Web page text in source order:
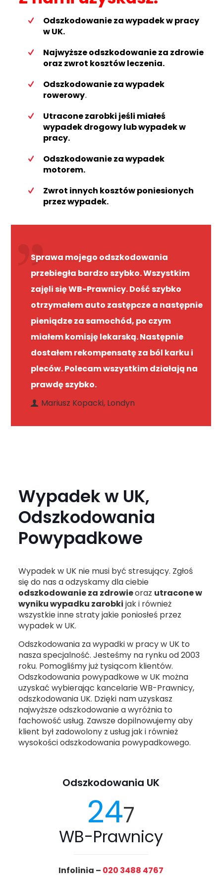
Odszkodowanie zawypadek w pracy
w UK.
Najwyższeodszkodowanie za zdrowie
oraz zwrot kosztów leczenia.
Odszkodowanie za wypadek
rowerowy.
Utracone zarobki jeśli miałeś
wypadek drogowy lub wypadek w
pracy.
Odszkodowanie za wypadek
motorem.
Zwrot innych kosztów poniesionych
przez wypadek.
Sprawa mojego odszkodowania
przebiegła bardzo szybko. Wszystkim
zajęli się WB-Prawnicy. Dość szybko
otrzymałem auto zastępcze a następnie
pieniądze za samochód, po czym
miałem komisję lekarską. Następnie
dostałem rekompensatę za ból karku i
pleców. Polecam wszystkim działają na
prawdę szybko.
Mariusz Kopacki, Londyn
Wypadek w UK,
Odszkodowania
Powypadkowe
Wypadek w UK nie musi być stresujący. Zgłoś
się do nas a odzyskamy dla ciebie
odszkodowanie za zdrowieoraz utracone w
wyniku wypadku zarobki jak i również
wszystkie inne straty jakie poniosłeś przez
wypadek w UK.
Odszkodowania za wypadki w pracy w UK to
nasza specjalność. Jesteśmy na rynku od 2003
roku. Pomogliśmy już tysiącom klientów.
Odszkodowania powypadkowe w UK można
uzyskać wybierając kancelarie WB-Prawnicy,
odszkodowania UK. Dzięki nam uzyskasz
najwyższe odszkodowanie a wyróżnia to
fachowość usług. Zawsze dopilnowujemy aby
klient był zadowolony z usług jak i również
wysokości odszkodowania powypadkowego.
Odszkodowania UK
247
WB-Prawnicy
Infolinia – 020 3488 4767